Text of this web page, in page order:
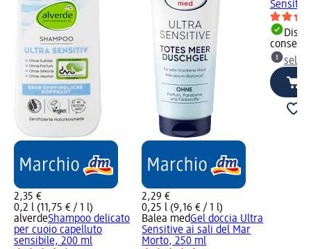
2,35 €
0,2 l (11,75 € / 1 l)
alverdeShampoo delicato
per cuoio capelluto
sensibile, 200 ml
2,29 €
0,25 l (9,16 € / 1 l)
Balea medGel doccia Ultra
Sensitive ai sali del Mar
Morto, 250 ml